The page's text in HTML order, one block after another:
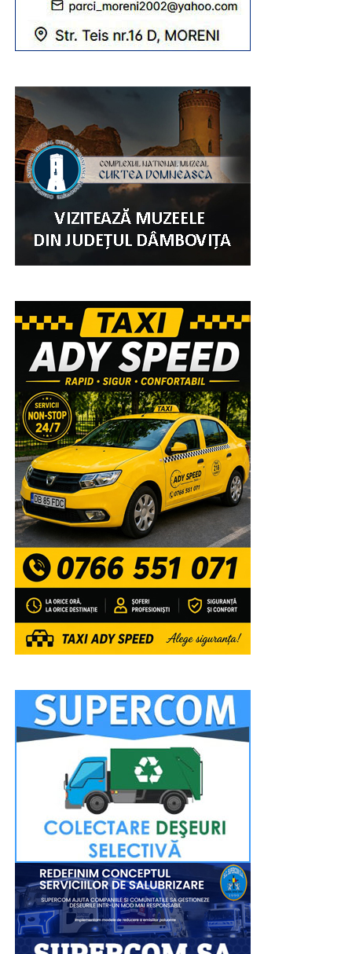
credincioși, din Eparhie, din județele învecinate, dar și din
alte zone ale țării.
Înaltpreasfințitul Părinte Arhiepiscop și Mitropolit
Nifon, împreună cu Ierarhii invitați: Înaltpreasfințitul
Părinte Varsanufie – Arhiepiscopul Râmnicului,
Preasfințitul Părinte Visarion – Episcopul Tulcii,
Preasfințitul Părinte Ieronim – Episcopul Daciei Felix
și Preasfințitul Părinte Teofil Trotușanul – Episcop
Vicar al Arhiepiscopiei Romanului și Bacăului.
Înaltpreasfinția Sa va lansa, la finalul sfintei slujbe,
volumele recent tipărite de Editura Arhiepiscopiei
Târgoviștei: „Voievozi de la Târgoviște – ctitori de
spiritualitate ortodoxă” și „Mitropolitul Ștefan I al Țării
Românești – promotor al misiunii Bisericii prin
intermediul tiparului”, precum și broșurile din colecția
misionar-educativă dedicată tinerilor: „Familia –
fundament al valorilor Evangheliei lui Hristos” și
„Credință și mărturisire în spațiul virtual”.
După aceea, Chiriarhul nostru va acorda „Diploma de
Excelență Sfântul Ierarh Nifon” și premii elevilor care
au obținut primele locuri la etapa națională a
Olimpiadelor și Concursurilor școlare 2025-2026,
care au obținut media generală 10 la Examenul de
Bacalaureat, precum și unor tineri campioni la diferite
Închinarea la sfintele moaște se va putea face până
seara, târziu, pentru a oferi tuturor credincioșilor